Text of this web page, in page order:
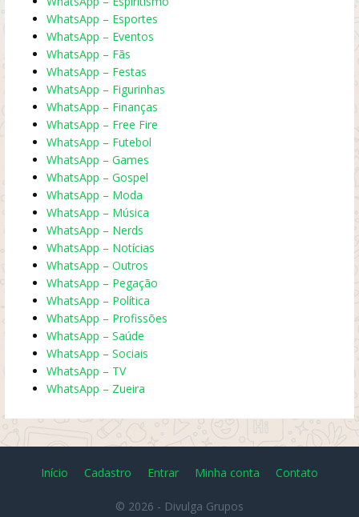
WhatsApp – Esportes
WhatsApp – Eventos
WhatsApp – Fãs
WhatsApp – Festas
WhatsApp – Figurinhas
WhatsApp – Finanças
WhatsApp – Free Fire
WhatsApp – Futebol
WhatsApp – Games
WhatsApp – Gospel
WhatsApp – Moda
WhatsApp – Música
WhatsApp – Nerds
WhatsApp – Notícias
WhatsApp – Outros
WhatsApp – Pegação
WhatsApp – Política
WhatsApp – Profissões
WhatsApp – Saúde
WhatsApp – Sociais
WhatsApp – TV
WhatsApp – Zueira
Início Cadastro Entrar Minha conta Contato
© 2026 - Divulga Grupos